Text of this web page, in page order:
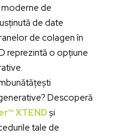
de
de date
de colagen în
reprezintă o opțiune
Descoperă
XTENDși
tale de